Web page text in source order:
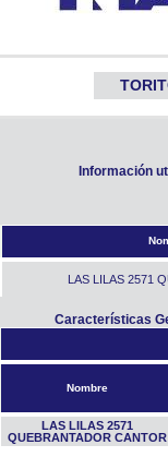
Información
LAS LILAS 2571
Características
Nombre
LAS LILAS 2571
QUEBRANTADOR CANTOR